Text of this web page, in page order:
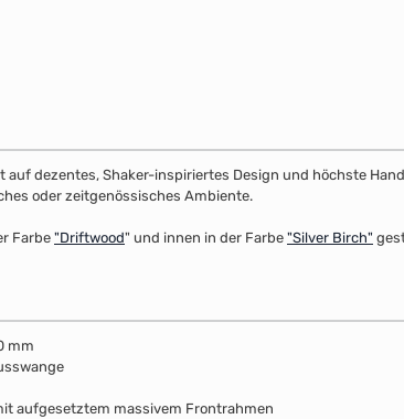
dezentes, Shaker-inspiriertes Design und höchste
oder zeitgenössisches Ambiente.
Farbe "Driftwood" und innen in der Farbe "Silver Birch"
mm
aufgesetztem massivem Frontrahmen